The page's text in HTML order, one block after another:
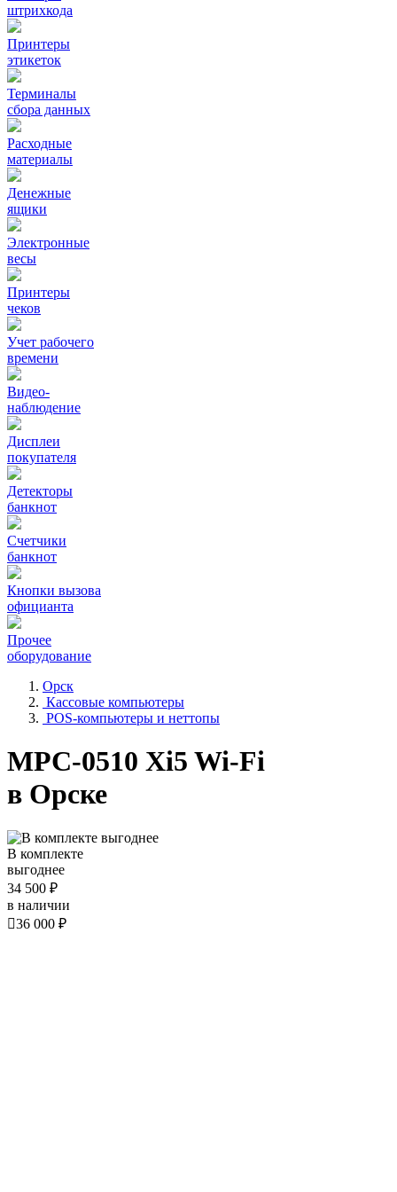
штрихкода
Принтеры
этикеток
Терминалы
сбора данных
Расходные
материалы
Денежные
ящики
Электронные
весы
Принтеры
чеков
Учет рабочего
времени
Видео‑
наблюдение
Дисплеи
покупателя
Детекторы
банкнот
Счетчики
банкнот
Кнопки вызова
официанта
Прочее
оборудование
Орск
Кассовые компьютеры
POS-компьютеры и неттопы
MPC-0510 Xi5 Wi-Fi
в Орске
В комплекте
выгоднее
34 500 ₽
в наличии
36 000 ₽